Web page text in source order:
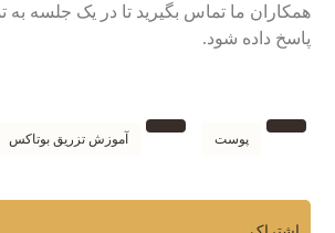
همکاران ما تماس بگیرید تا در یک جلسه به
پاسخ داده شود.
پوست آموزش تزریق بوتاکس